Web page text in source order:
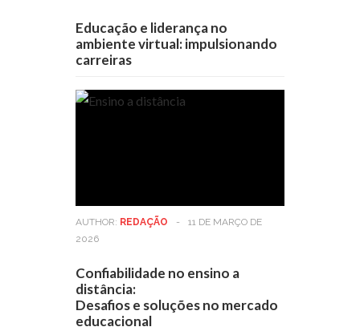
Educação e liderança no
ambiente virtual: impulsionando
carreiras
AUTHOR: REDAÇÃO -
11 DE MARÇO DE
2026
Confiabilidade no ensino a
distância:
Desafios e soluções no mercado
educacional